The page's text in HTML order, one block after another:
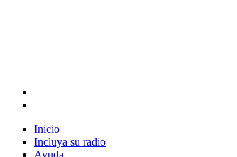
Inicio
Incluya su radio